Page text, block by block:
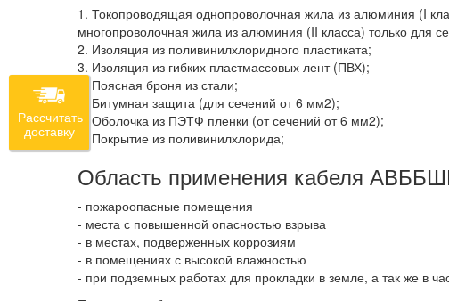
1. Токопроводящая однопроволочная жила из алюминия (I
многопроволочная жила из алюминия (II класса) только для
2. Изоляция из поливинилхлоридного пластиката;
3. Изоляция из гибких пластмассовых лент (ПВХ);
4. Поясная броня из стали;
5. Битумная защита (для сечений от 6 мм2);
6. Оболочка из ПЭТФ пленки (от сечений от 6 мм2);
7. Покрытие из поливинилхлорида;
Область применения кабеля
- пожароопасные помещения
- места с повышенной опасностью взрыва
- в местах, подверженных коррозиям
- в помещениях с высокой влажностью
- при подземных работах для прокладки в земле, а так же в
Рассчитать
доставку